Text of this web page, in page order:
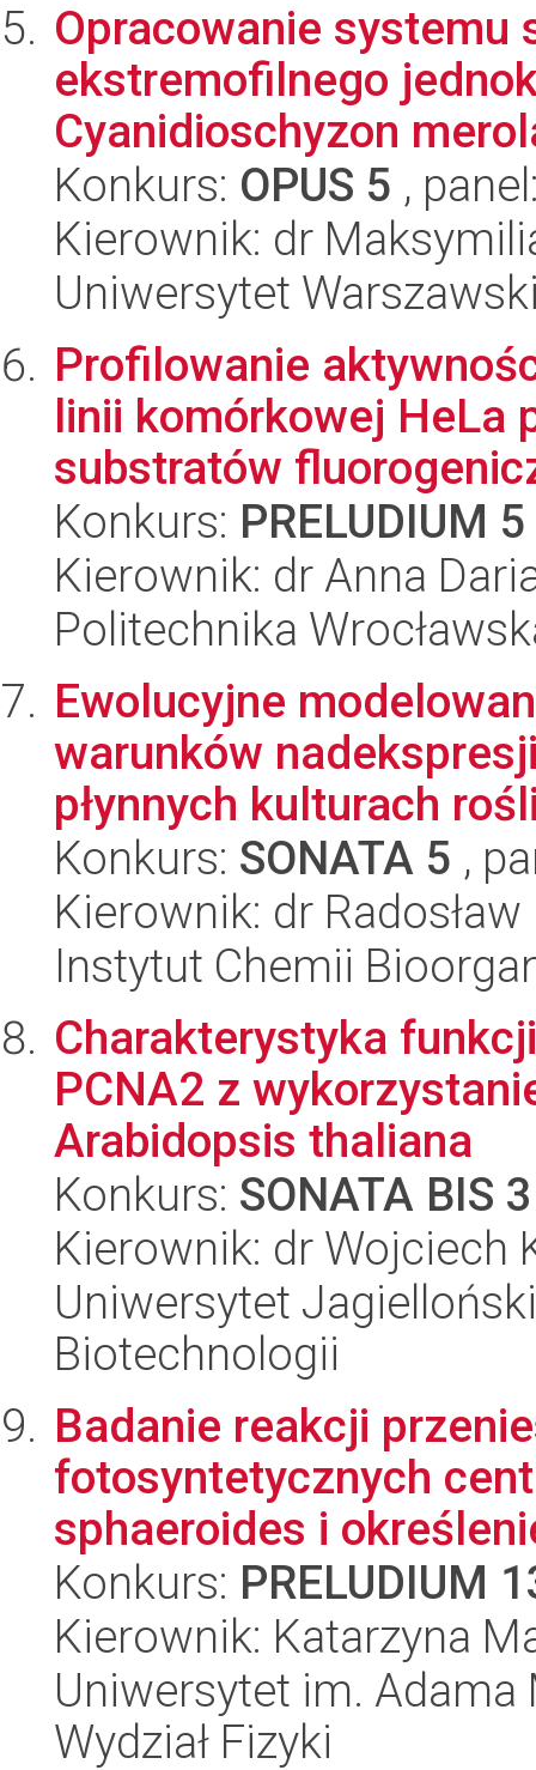
Opracowanie
ekstremofilnego
Cyanidioschyzon
Konkurs: OPUS 5 ,
Kierownik: dr
Uniwersytet
Profilowanie
linii komórkowej HeLa
substratów
Konkurs: PRELUDIUM 5
Kierownik: dr Anna
Politechnika
Ewolucyjne
warunków
płynnych kulturach
Konkurs: SONATA 5 ,
Kierownik: dr
Instytut Chemii
Charakterystyka
PCNA2 z
Arabidopsis thaliana
Konkurs: SONATA BIS 3
Kierownik: dr Wojciech
Uniwersytet
Biotechnologii
Badanie reakcji
fotosyntetycznych
sphaeroides i
Konkurs: PRELUDIUM
Kierownik: Katarzyna
Uniwersytet im.
Wydział Fizyki